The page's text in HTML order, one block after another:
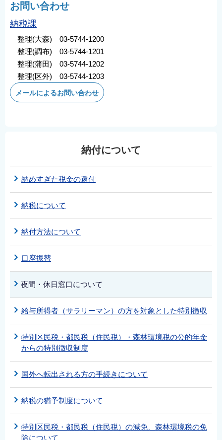
お問い合わせ
納税課
整理(大森) 03-5744-1200
整理(調布) 03-5744-1201
整理(蒲田) 03-5744-1202
整理(区外) 03-5744-1203
メールによるお問い合わせ
納付について
納めすぎた税金の還付
納税について
納付方法について
口座振替
夜間・休日窓口について
給与所得者（サラリーマン）の方を対象とした特別徴収
特別区民税・都民税（住民税）・森林環境税の公的年金
からの特別徴収制度
国外へ転出される方の手続きについて
納税の猶予制度について
特別区民税・都民税（住民税）の減免、森林環境税の免
除について